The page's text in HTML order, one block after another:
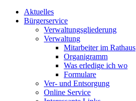
Aktuelles
Bürgerservice
Verwaltungsgliederung
Verwaltung
Mitarbeiter im Rathaus
Organigramm
Was erledige ich wo
Formulare
Ver- und Entsorgung
Online Service